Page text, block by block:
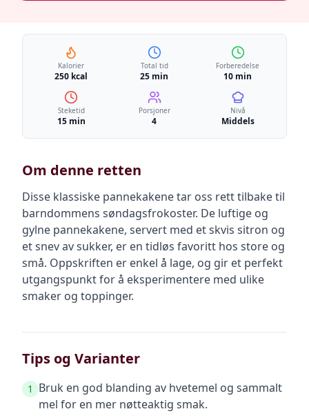
Kalorier
250 kcal
Total tid
25 min
Forberedelse
10 min
Steketid
15 min
Porsjoner
4
Nivå
Middels
Om denne retten
Disse klassiske pannekakene tar oss rett tilbake til
barndommens søndagsfrokoster. De luftige og
gylne pannekakene, servert med et skvis sitron og
et snev av sukker, er en tidløs favoritt hos store og
små. Oppskriften er enkel å lage, og gir et perfekt
utgangspunkt for å eksperimentere med ulike
smaker og toppinger.
Tips og Varianter
1
Bruk en god blanding av hvetemel og sammalt
mel for en mer nøtteaktig smak.